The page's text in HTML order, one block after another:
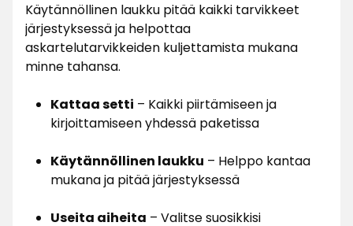
Käytännöllinen laukku pitää kaikki tarvikkeet
järjestyksessä ja helpottaa
askartelutarvikkeiden kuljettamista mukana
minne tahansa.
Kattaa setti – Kaikki piirtämiseen ja
kirjoittamiseen yhdessä paketissa
Käytännöllinen laukku – Helppo kantaa
mukana ja pitää järjestyksessä
Useita aiheita – Valitse suosikkisi